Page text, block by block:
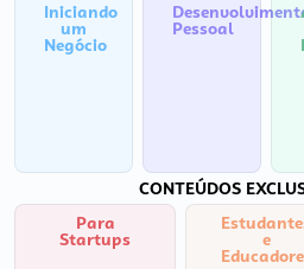
Iniciando
um
Negócio
Pessoal
CONTEÚDOS
Para
Startups e